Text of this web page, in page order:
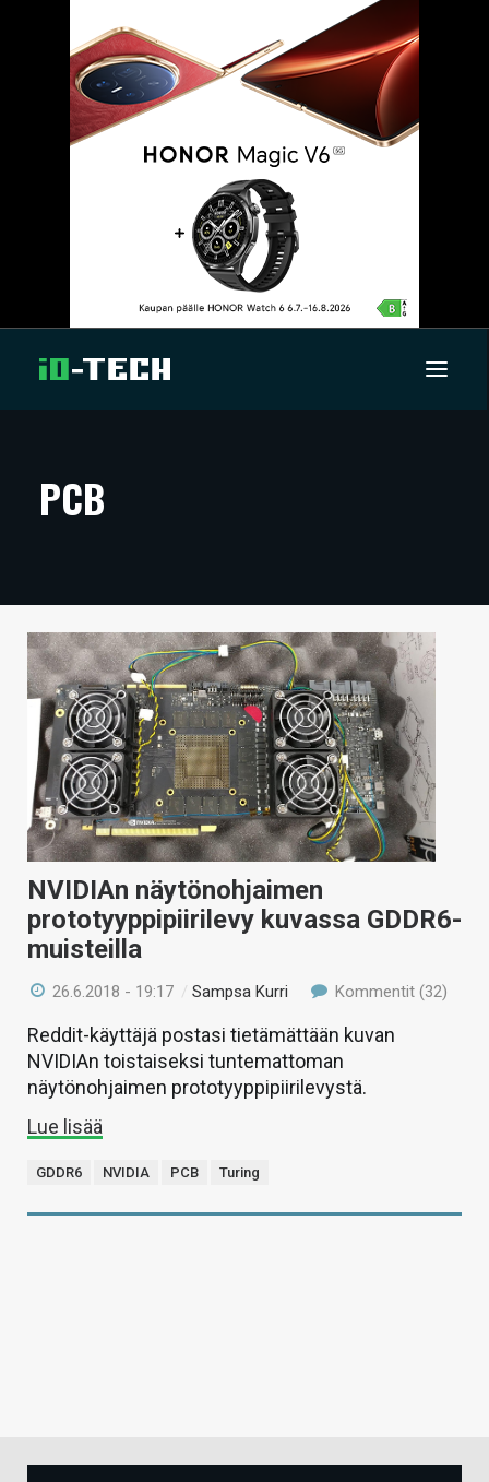
ARTIKKELIT
TECHBBS
TIETOA
HINTA.FI
KAUPPA
VAIHDA TEEMA
HAKU
PCB
NVIDIAn näytönohjaimen
prototyyppipiirilevy kuvassa GDDR6-
muisteilla
26.6.2018 - 19:17 /Sampsa Kurri Kommentit (32)
Reddit-käyttäjä postasi tietämättään kuvan
NVIDIAn toistaiseksi tuntemattoman
näytönohjaimen prototyyppipiirilevystä.
Lue lisää
GDDR6 NVIDIA PCB Turing